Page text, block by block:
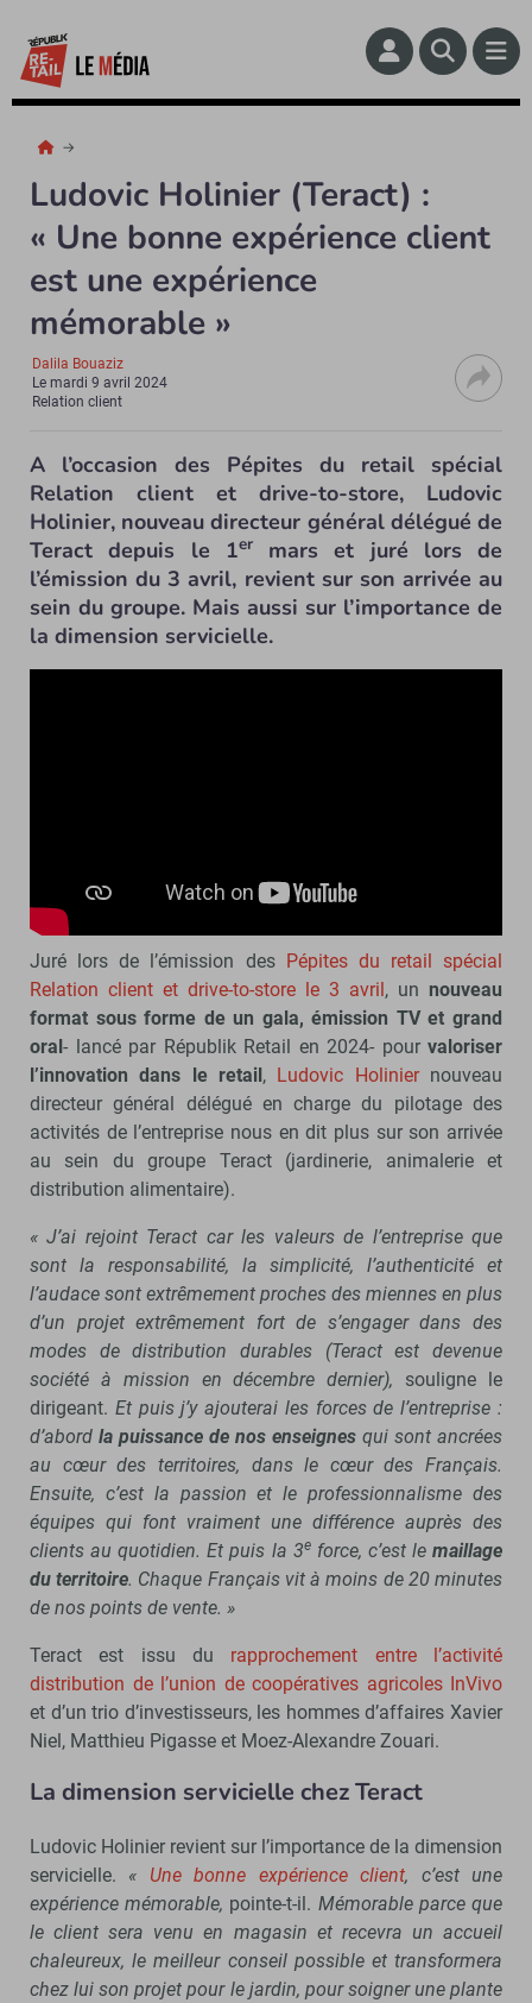
Ludovic Holinier (Teract) :
« Une bonne expérience client
est une expérience
mémorable »
Dalila Bouaziz
Lemardi 9 avril 2024
Relation client
A l’occasion des Pépites du retail spécial
Relation client et drive-to-store, Ludovic
Holinier, nouveau directeur général délégué de
Teract depuis le 1ermars et juré lors de
l’émission du 3 avril, revient sur son arrivée au
sein du groupe. Mais aussi sur l’importance de
la dimension servicielle.
Juré lors de l’émission des Pépites du retail spécial
Relation client et drive-to-store le 3 avril, un nouveau
format sous forme de un gala, émission TV et grand
oral- lancé par Républik Retail en 2024- pour valoriser
l’innovation dans le retail, Ludovic Holiniernouveau
directeur général délégué en charge du pilotage des
activités de l’entreprise nous en dit plus sur son arrivée
au sein du groupe Teract (jardinerie, animalerie et
distribution alimentaire).
« J’ai rejoint Teract car les valeurs de l’entreprise que
sont la responsabilité, la simplicité, l’authenticité et
l’audace sont extrêmement proches des miennes en plus
d’un projet extrêmement fort de s’engager dans des
modes de distribution durables (Teract est devenue
société à mission en décembre dernier), souligne le
dirigeant. Et puis j’y ajouterai les forces de l’entreprise :
d’abord la puissance de nos enseignes qui sont ancrées
au cœur des territoires, dans le cœur des Français.
Ensuite, c’est la passion et le professionnalisme des
équipes qui font vraiment une différence auprès des
clients au quotidien. Et puis la 3eforce, c’est lemaillage
du territoire. Chaque Français vit à moins de 20 minutes
de nos points de vente. »
Teract est issu du rapprochement entre l’activité
distribution de l’union de coopératives agricoles InVivo
et d’un trio d’investisseurs, les hommes d’affaires Xavier
Niel, Matthieu Pigasse et Moez-Alexandre Zouari.
La dimension servicielle chez Teract
Ludovic Holinier revient sur l’importance de la dimension
servicielle. « Une bonne expérience client, c’est une
expérience mémorable, pointe-t-il. Mémorable parce que
le client sera venu en magasin et recevra un accueil
chaleureux, le meilleur conseil possible et transformera
chez lui son projet pour le jardin, pour soigner une plante